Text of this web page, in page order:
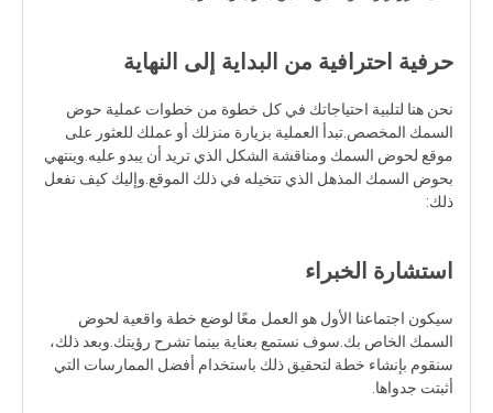
حرفية احترافية من البداية إلى النهاية
نحن هنا لتلبية احتياجاتك في كل خطوة من خطوات عملية حوض
السمك المخصص.تبدأ العملية بزيارة منزلك أو عملك للعثور على
موقع لحوض السمك ومناقشة الشكل الذي تريد أن يبدو عليه.وينتهي
بحوض السمك المذهل الذي تتخيله في ذلك الموقع.وإليك كيف نفعل
ذلك:
استشارة الخبراء
سيكون اجتماعنا الأول هو العمل معًا لوضع خطة واقعية لحوض
السمك الخاص بك.سوف نستمع بعناية بينما تشرح رؤيتك.وبعد ذلك،
سنقوم بإنشاء خطة لتحقيق ذلك باستخدام أفضل الممارسات التي
أثبتت جدواها.